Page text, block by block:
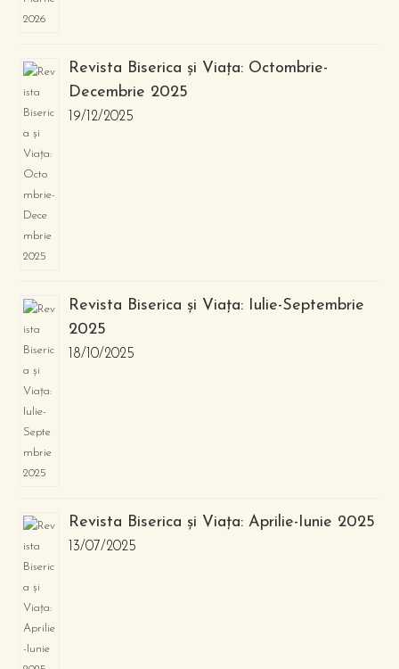
Revista Biserica și Viața: Octombrie-
Decembrie 2025
19/12/2025
Revista Biserica și Viața: Iulie-Septembrie
2025
18/10/2025
Revista Biserica și Viața: Aprilie-Iunie 2025
13/07/2025